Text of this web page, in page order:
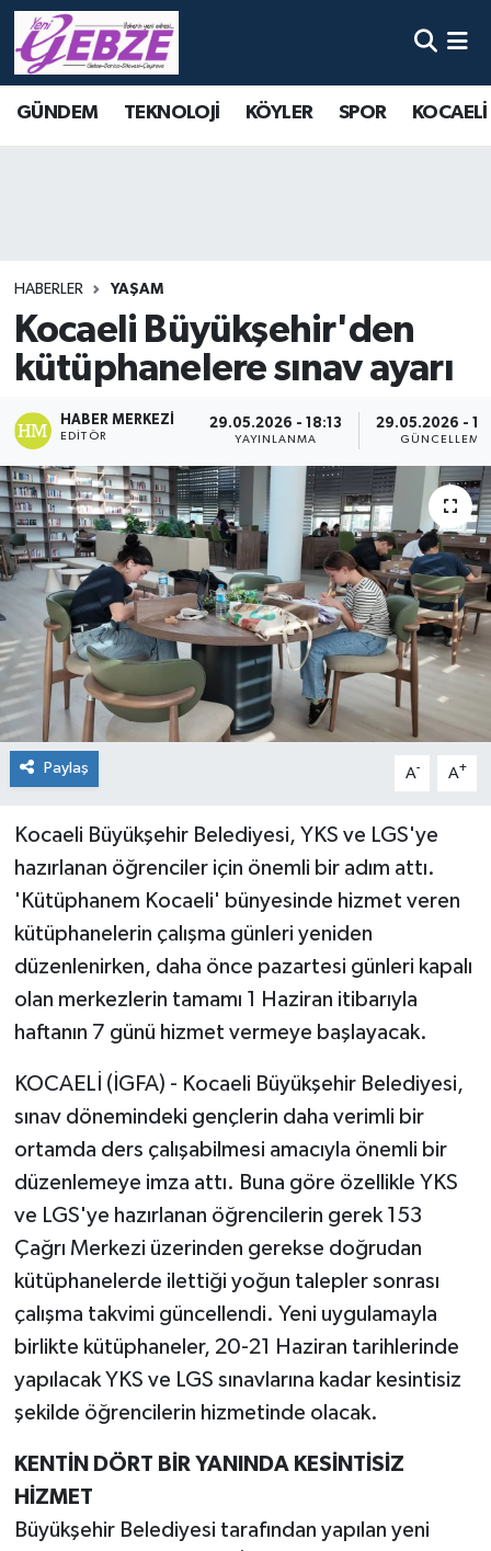
GÜNDEM TEKNOLOJİ KÖYLER SPOR
HABERLER YAŞAM
Kocaeli Büyükşehir'den
kütüphanelere sınav ayarı
HABER MERKEZI
EDITÖR
29.05.2026 - 18:13
YAYINLANMA
29.05.2026 -
GÜNCELLEME
Paylaş A- A+
Kocaeli Büyükşehir Belediyesi, YKS ve LGS'ye
hazırlanan öğrenciler için önemli bir adım attı.
'Kütüphanem Kocaeli' bünyesinde hizmet veren
kütüphanelerin çalışma günleri yeniden
düzenlenirken, daha önce pazartesi günleri kapalı
olan merkezlerin tamamı 1 Haziran itibarıyla
haftanın 7 günü hizmet vermeye başlayacak.
KOCAELİ (İGFA) - Kocaeli Büyükşehir Belediyesi,
sınav dönemindeki gençlerin daha verimli bir
ortamda ders çalışabilmesi amacıyla önemli bir
düzenlemeye imza attı. Buna göre özellikle YKS
ve LGS'ye hazırlanan öğrencilerin gerek 153
Çağrı Merkezi üzerinden gerekse doğrudan
kütüphanelerde ilettiği yoğun talepler sonrası
çalışma takvimi güncellendi. Yeni uygulamayla
birlikte kütüphaneler, 20-21 Haziran tarihlerinde
yapılacak YKS ve LGS sınavlarına kadar kesintisiz
şekilde öğrencilerin hizmetinde olacak.
KENTİN DÖRT BİR YANINDA KESİNTİSİZ
HİZMET
Büyükşehir Belediyesi tarafından yapılan yeni
Nöbetçi Eczaneler
Tüm Manşetler
Son Dakika Haberleri
Haber Arşivi